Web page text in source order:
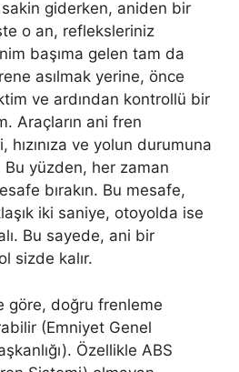
giderken, aniden bir
o an, refleksleriniz
başıma gelen tam da
asılmak yerine, önce
ve ardından kontrollü bir
Araçların ani fren
ve yolun durumuna
Bu yüzden, her zaman
bırakın. Bu mesafe,
iki saniye, otoyolda ise
Bu sayede, ani bir
sizde kalır.
göre, doğru frenleme
(Emniyet Genel
Özellikle ABS